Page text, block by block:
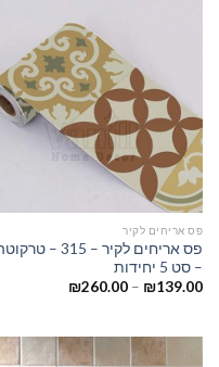
פס אריחים לקיר
פס אריחים לקיר – 315 –
– סט 5 יחידות
₪139.00
–
₪260.00